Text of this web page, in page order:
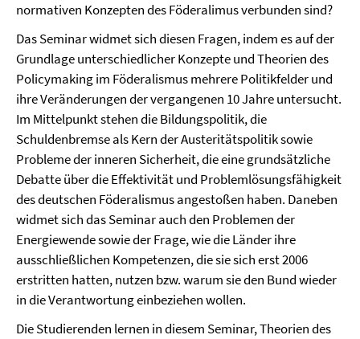
normativen Konzepten des Föderalimus verbunden sind?
Das Seminar widmet sich diesen Fragen, indem es auf der
Grundlage unterschiedlicher Konzepte und Theorien des
Policymaking im Föderalismus mehrere Politikfelder und
ihre Veränderungen der vergangenen 10 Jahre untersucht.
Im Mittelpunkt stehen die Bildungspolitik, die
Schuldenbremse als Kern der Austeritätspolitik sowie
Probleme der inneren Sicherheit, die eine grundsätzliche
Debatte über die Effektivität und Problemlösungsfähigkeit
des deutschen Föderalismus angestoßen haben. Daneben
widmet sich das Seminar auch den Problemen der
Energiewende sowie der Frage, wie die Länder ihre
ausschließlichen Kompetenzen, die sie sich erst 2006
erstritten hatten, nutzen bzw. warum sie den Bund wieder
in die Verantwortung einbeziehen wollen.
Die Studierenden lernen in diesem Seminar, Theorien des